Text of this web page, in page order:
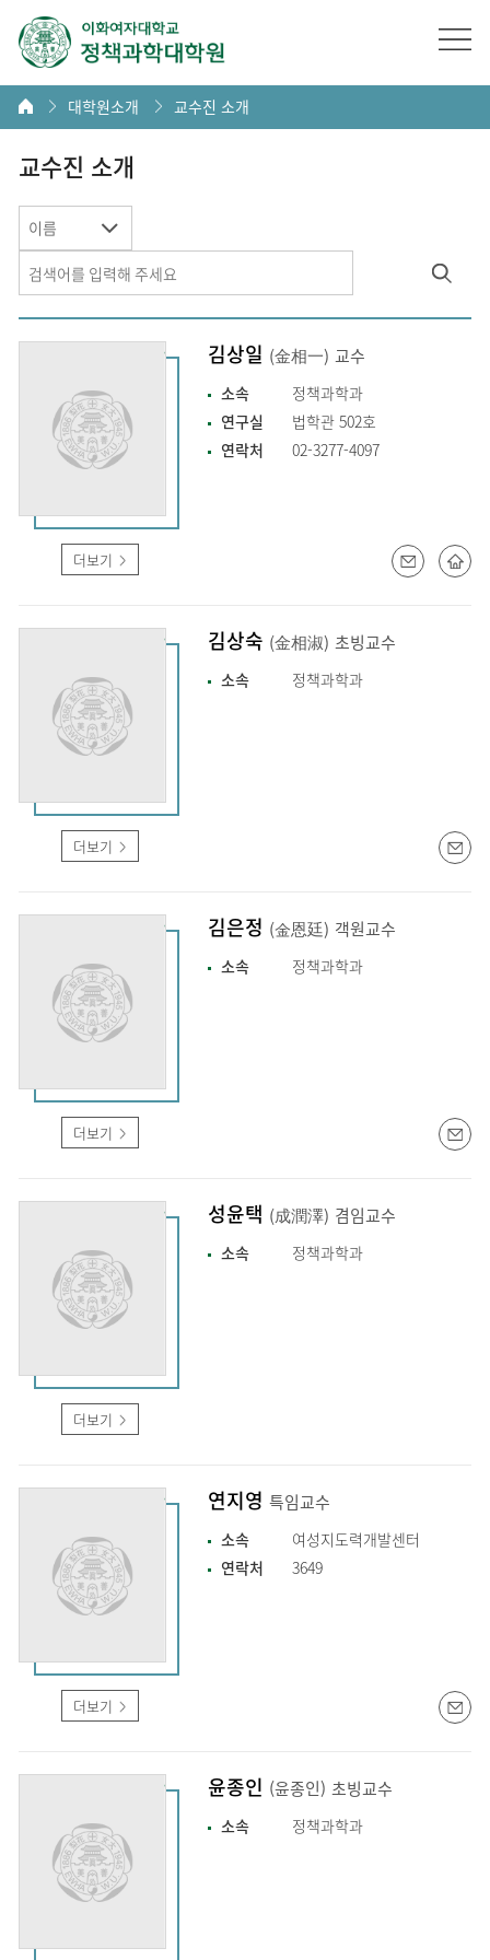
대학원소개 교수진 소개
교수진 소개
이름
더보기
김상일 (金相一) 교수
소속
정책과학과
연구실
법학관 502호
연락처
02-3277-4097
더보기
김상숙 (金相淑) 초빙교수
소속 정책과학과
더보기
김은정 (金恩廷) 객원교수
소속 정책과학과
더보기
성윤택 (成潤澤) 겸임교수
소속 정책과학과
더보기
연지영 특임교수
소속
여성지도력개발센터
연락처
3649
윤종인 (윤종인) 초빙교수
소속 정책과학과